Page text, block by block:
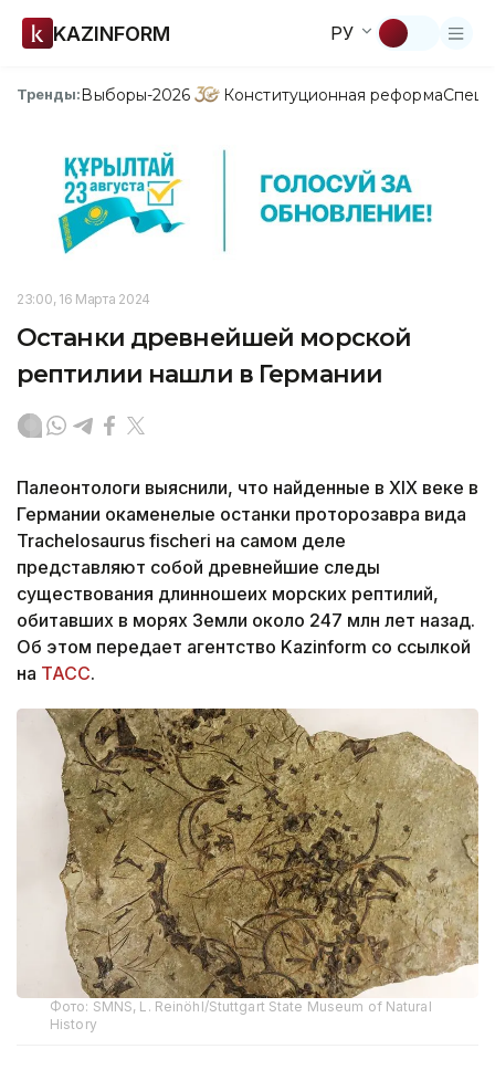
KAZINFORM РУ
Тренды:Выборы-2026 Конституционная реформа
23:00, 16 Марта 2024
Останки древнейшей морской
рептилии нашли в Германии
Палеонтологи выяснили, что найденные в XIX веке в
Германии окаменелые останки проторозавра вида
Trachelosaurus fischeri на самом деле
представляют собой древнейшие следы
существования длинношеих морских рептилий,
обитавших в морях Земли около 247 млн лет назад.
Об этом передает агентство Kazinform со ссылкой
на ТАСС.
Фото: SMNS, L. Reinöhl/Stuttgart State Museum of Natural
History